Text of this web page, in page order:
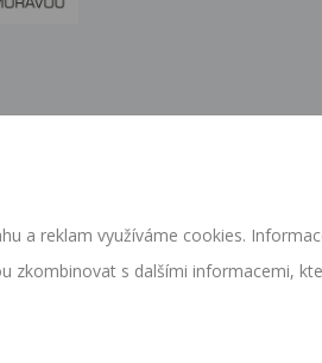
a reklam využíváme cookies.
s dalšími informacemi,